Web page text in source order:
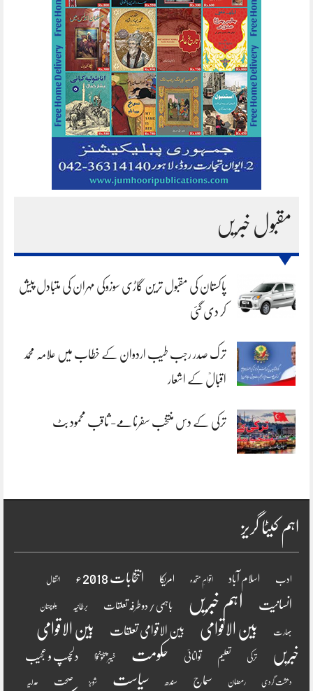
مقبول خبریں
پاکستان کی مقبول ترین گاڑی سوزوکی مہران کی متبادل پیش
کر دی گئی
ترک صدر رجب طیب اردوان کے خطاب میں علامہ محمد
اقبالؒ کے اشعار
ترکی کے دس منتخب سفرنامے- ثاقب محمود بٹ
اہم کیٹا گریز
ادب اسلام آباد اقوامِ متحدہ امریکا انتخابات 2018ء انتقال
انسانیت اہم خبریں باہمی / دو طرفہ تعلقات برطانیہ بلوچستان
بھارت بین الاقوامی بین الاقوامی تعلقات
بین الاقوامی
خبریں
ترکی تعلیم توانائی حکومت خیبر پختونخوا دلچسپ و عجیب
دھشت گردی رمضان سماج سندھ سیاست شوبز صحت عدلیہ